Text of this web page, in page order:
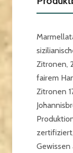
Zitronen,
fairem
Zitronen